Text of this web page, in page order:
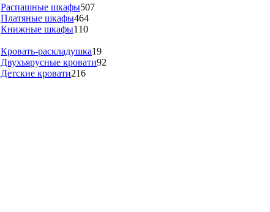
Распашные шкафы507
Платяные шкафы464
Книжные шкафы110
Кровать-раскладушка19
Двухъярусные кровати92
Детские кровати216